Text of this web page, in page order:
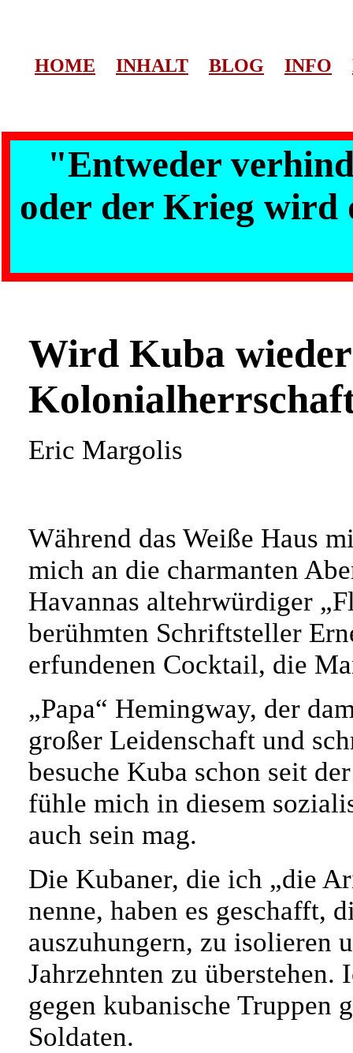
HOME INHALT BLOG INFO
"Entweder
oder der Krieg wird
Wird Kuba
Eric Margolis
Während das Weiße Haus
mich an die charmanten
Havannas altehrwürdiger
berühmten Schriftsteller
erfundenen Cocktail, die
„Papa“ Hemingway, der
großer Leidenschaft und
besuche Kuba schon seit
fühle mich in diesem
auch sein mag.
Die Kubaner, die ich „die
nenne, haben es geschafft,
auszuhungern, zu isolieren
Jahrzehnten zu
gegen kubanische Truppen
Soldaten.